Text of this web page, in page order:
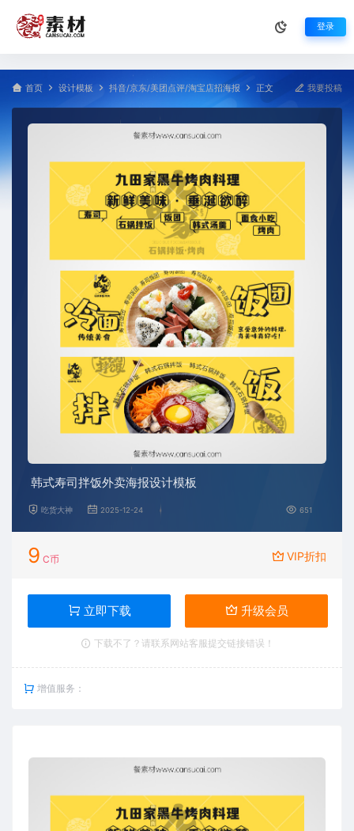
登录
首页 设计模板 抖音/京东/美团点评/淘宝店招海报 正文 我要投稿
韩式寿司拌饭外卖海报设计模板
吃货大神 2025-12-24 651
9 C币 VIP折扣
立即下载 升级会员
下载不了？请联系网站客服提交链接错误！
增值服务：